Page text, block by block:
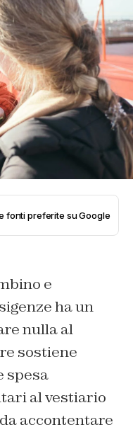
fonti preferite su Google
e
ha un
nulla al
sostiene
spesa
al vestiario
accontentare